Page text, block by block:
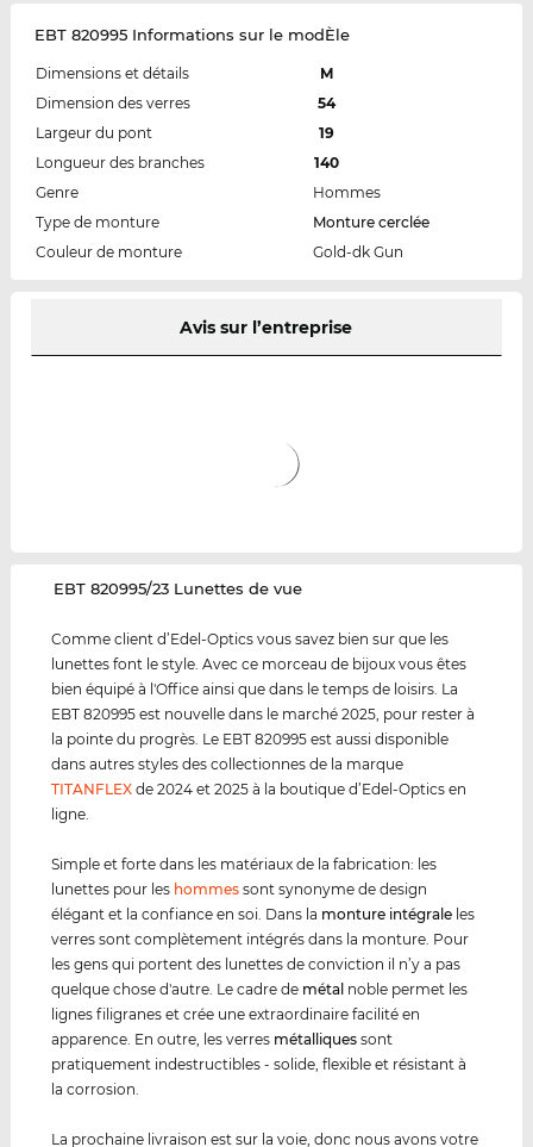
EBT 820995 Informations sur le modÈle
Dimensions et détails
M
Dimension des verres
54
Largeur du pont
19
Longueur des branches
140
Genre
Hommes
Type de monture
Monture cerclée
Couleur de monture
Gold-dk Gun
Avis sur l’entreprise
‌EBT 820995/23 Lunettes de vue
Comme client d’Edel-Optics vous savez bien sur que les
lunettes font le style. Avec ce morceau de bijoux vous êtes
bien équipé à l'Office ainsi que dans le temps de loisirs. La
EBT 820995 est nouvelle dans le marché 2025, pour rester à
la pointe du progrès. Le EBT 820995 est aussi disponible
dans autres styles des collectionnes de la marque
TITANFLEX de 2024 et 2025 à la boutique d’Edel-Optics en
ligne.
Simple et forte dans les matériaux de la fabrication: les
lunettes pour les hommes sont synonyme de design
élégant et la confiance en soi. Dans la monture intégrale les
verres sont complètement intégrés dans la monture. Pour
les gens qui portent des lunettes de conviction il n’y a pas
quelque chose d'autre. Le cadre de métal noble permet les
lignes filigranes et crée une extraordinaire facilité en
apparence. En outre, les verres métal liques sont
pratiquement indestructibles - solide, flexible et résistant à
la corrosion.
La prochaine livraison est sur la voie, donc nous avons votre